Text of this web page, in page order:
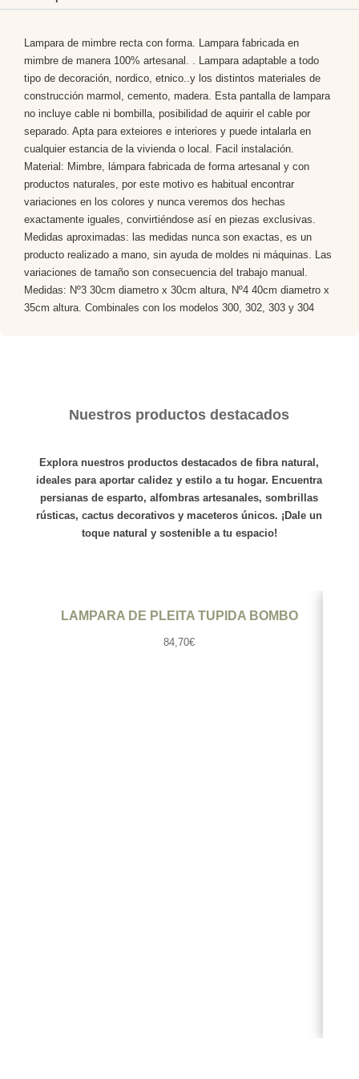
Lampara de mimbre recta con forma. Lampara fabricada en
mimbre de manera 100% artesanal. . Lampara adaptable a todo
tipo de decoración, nordico, etnico..y los distintos materiales de
construcción marmol, cemento, madera. Esta pantalla de lampara
no incluye cable ni bombilla, posibilidad de aquirir el cable por
separado. Apta para exteiores e interiores y puede intalarla en
cualquier estancia de la vivienda o local. Facil instalación.
Material: Mimbre, lámpara fabricada de forma artesanal y con
productos naturales, por este motivo es habitual encontrar
variaciones en los colores y nunca veremos dos hechas
exactamente iguales, convirtiéndose así en piezas exclusivas.
Medidas aproximadas: las medidas nunca son exactas, es un
producto realizado a mano, sin ayuda de moldes ni máquinas. Las
variaciones de tamaño son consecuencia del trabajo manual.
Medidas: Nº3 30cm diametro x 30cm altura, Nº4 40cm diametro x
35cm altura. Combinales con los modelos 300, 302, 303 y 304
Nuestros productos destacados
Explora nuestros productos destacados de fibra natural,
ideales para aportar calidez y estilo a tu hogar. Encuentra
persianas de esparto,alfombras artesanales,sombrillas
rústicas,cactus decorativos y maceteros únicos. ¡Dale un
toque natural y sostenible a tu espacio!
LAMPARA DE PLEITA TUPIDA BOMBO
84,70€